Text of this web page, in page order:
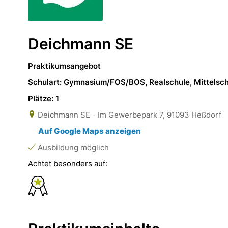
Deichmann SE
Praktikumsangebot
Schulart: Gymnasium/FOS/BOS, Realschule,
Plätze: 1
Deichmann SE - Im Gewerbepark 7, 91093 Heßdorf
Auf Google Maps anzeigen
Ausbildung möglich
Achtet besonders auf: